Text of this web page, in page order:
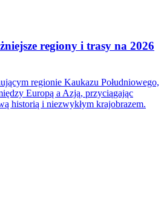
regiony i trasy na 2026
regionie Kaukazu Południowego,
Europą a Azją, przyciągając
historią i niezwykłym krajobrazem.